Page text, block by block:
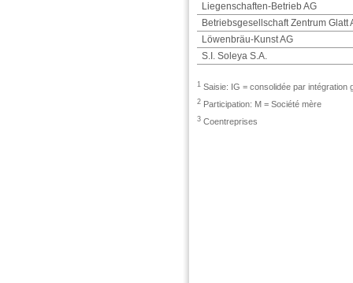
Liegenschaften-Betrieb AG
Betriebsgesellschaft Zentrum Glatt
Löwenbräu-Kunst AG
S.I. Soleya S.A.
1 Saisie: IG = consolidée par intégration
2 Participation: M = Société mère
3 Coentreprises